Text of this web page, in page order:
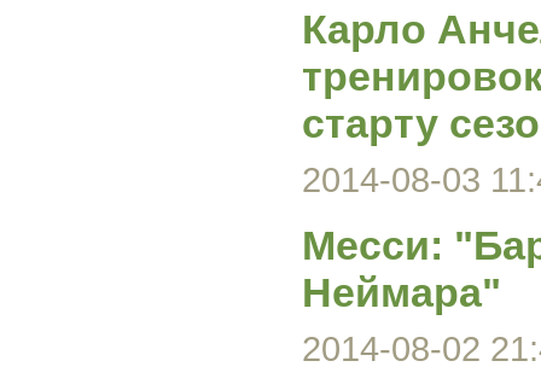
Карло
старту
2014-08-03
Месси:
Неймара"
2014-08-02